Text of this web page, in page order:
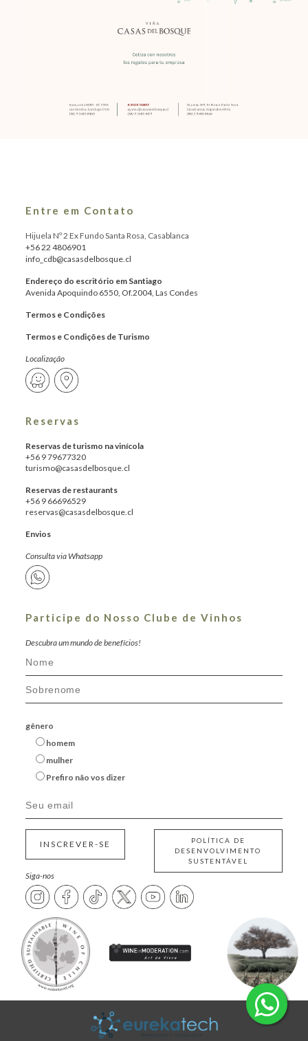
Entre em Contato
Hijuela Nº 2 Ex Fundo Santa Rosa, Casablanca
+56 22 4806901
info_cdb@casasdelbosque.cl
Endereço do escritório em Santiago
Avenida Apoquindo 6550, Of.2004, Las Condes
Termos e Condições
Termos e Condições de Turismo
Localização
Reservas
Reservas de turismo na vinícola
+56 9 79677320
turismo@casasdelbosque.cl
Reservas de restaurants
+56 9 66696529
reservas@casasdelbosque.cl
Envios
Consulta via Whatsapp
Participe do Nosso Clube de Vinhos
Descubra um mundo de benefícios!
gênero
homem
mulher
Prefiro não vos dizer
INSCREVER-SE
POLÍTICA DE
DESENVOLVIMENTO
SUSTENTÁVEL
Siga-nos